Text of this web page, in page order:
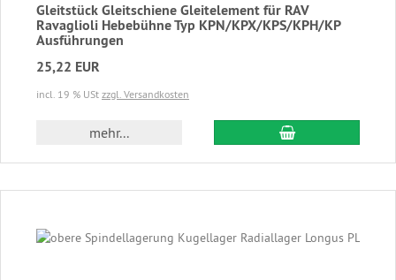
Gleitstück Gleitschiene Gleitelement für RAV
Ravaglioli Hebebühne Typ KPN/KPX/KPS/KPH/KP
Ausführungen
25,22 EUR
incl. 19 % USt zzgl. Versandkosten
mehr... In den